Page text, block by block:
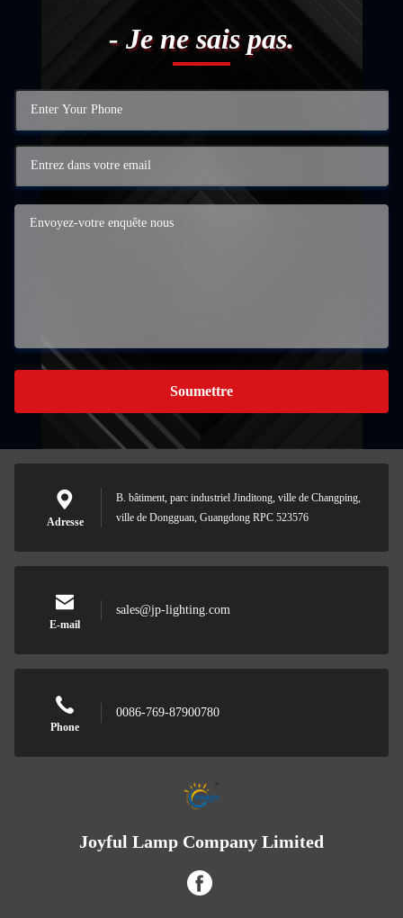
- Je ne sais pas.
Soumettre
Adresse
B. bâtiment, parc industriel Jinditong, ville de Changping,
ville de Dongguan, Guangdong RPC 523576
E-mail
sales@jp-lighting.com
Phone
0086-769-87900780
Joyful Lamp Company Limited